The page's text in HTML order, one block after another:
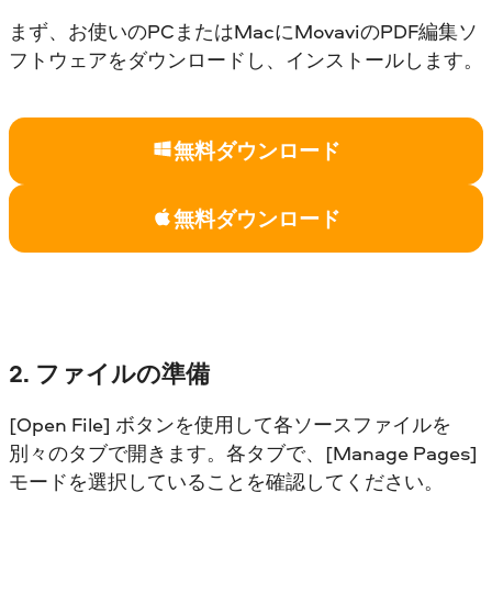
まず、お使いのPCまたはMacにMovaviのPDF編集ソ
フトウェアをダウンロードし、インストールします。
無料ダウンロード
無料ダウンロード
2. ファイルの準備
[Open File] ボタンを使用して各ソースファイルを
別々のタブで開きます。各タブで、[Manage Pages]
モードを選択していることを確認してください。